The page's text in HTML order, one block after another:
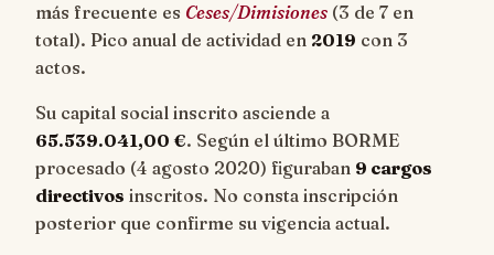
más frecuente es Ceses/Dimisiones (3 de 7 en
total). Pico anual de actividad en 2019 con 3
actos.
Su capital social inscrito asciende a
65.539.041,00 €. Según el último BORME
procesado (4 agosto 2020) figuraban 9 cargos
directivos inscritos. No consta inscripción
posterior que confirme su vigencia actual.